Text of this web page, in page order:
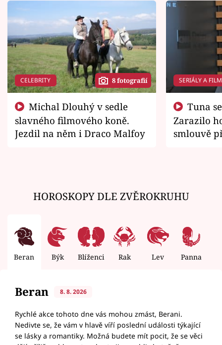
CELEBRITY 8 fotografií
slavného filmového koně.
Jezdil na něm i Draco Malfoy
SERIÁLY A
Zarazilo
smlouvě
HOROSKOPY DLE ZVĚROKRUHU
Beran Býk Blíženci Rak Lev Panna
Beran 8. 8. 2026
Rychlé akce tohoto dne vás mohou zmást, Berani.
Nedivte se, že vám v hlavě víří poslední události týkající
se lásky a romantiky. Možná budete mít pocit, že se věci